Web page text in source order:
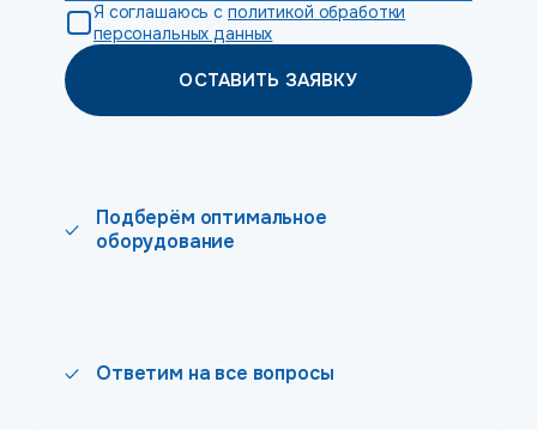
Я соглашаюсь с политикой обработки
персональных данных
ОСТАВИТЬ ЗАЯВКУ
Подберём оптимальное
оборудование
Ответим на все вопросы